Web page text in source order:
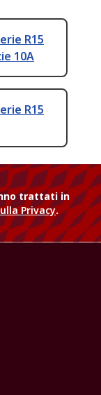
R15
10A
R15
trattati in
Privacy.